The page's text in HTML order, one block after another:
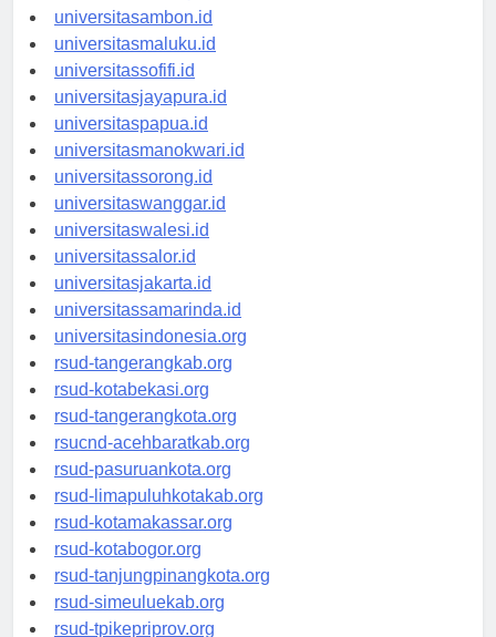
universitasmamuju.id
universitasambon.id
universitasmaluku.id
universitassofifi.id
universitasjayapura.id
universitaspapua.id
universitasmanokwari.id
universitassorong.id
universitaswanggar.id
universitaswalesi.id
universitassalor.id
universitasjakarta.id
universitassamarinda.id
universitasindonesia.org
rsud-tangerangkab.org
rsud-kotabekasi.org
rsud-tangerangkota.org
rsucnd-acehbaratkab.org
rsud-pasuruankota.org
rsud-limapuluhkotakab.org
rsud-kotamakassar.org
rsud-kotabogor.org
rsud-tanjungpinangkota.org
rsud-simeuluekab.org